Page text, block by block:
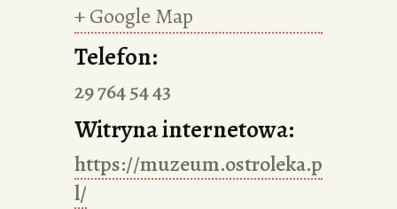
+ Google Map
Telefon:
29 764 54 43
Witryna internetowa:
https://muzeum.ostroleka.p
l/